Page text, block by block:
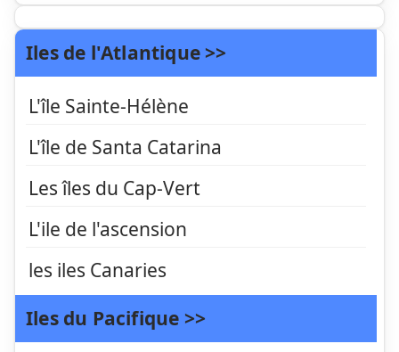
Iles de l'Atlantique >>
L'île Sainte-Hélène
L'île de Santa Catarina
Les îles du Cap-Vert
L'ile de l'ascension
les iles Canaries
Iles du Pacifique >>